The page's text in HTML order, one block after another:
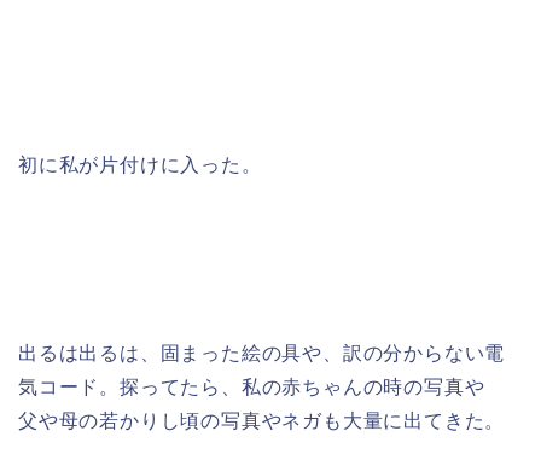
初に私が片付けに入った。
出るは出るは、固まった絵の具や、訳の分からない電
気コード。探ってたら、私の赤ちゃんの時の写真や
父や母の若かりし頃の写真やネガも大量に出てきた。